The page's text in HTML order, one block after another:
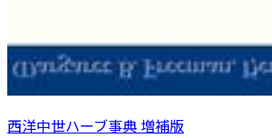
西洋中世ハーブ事典 増補版